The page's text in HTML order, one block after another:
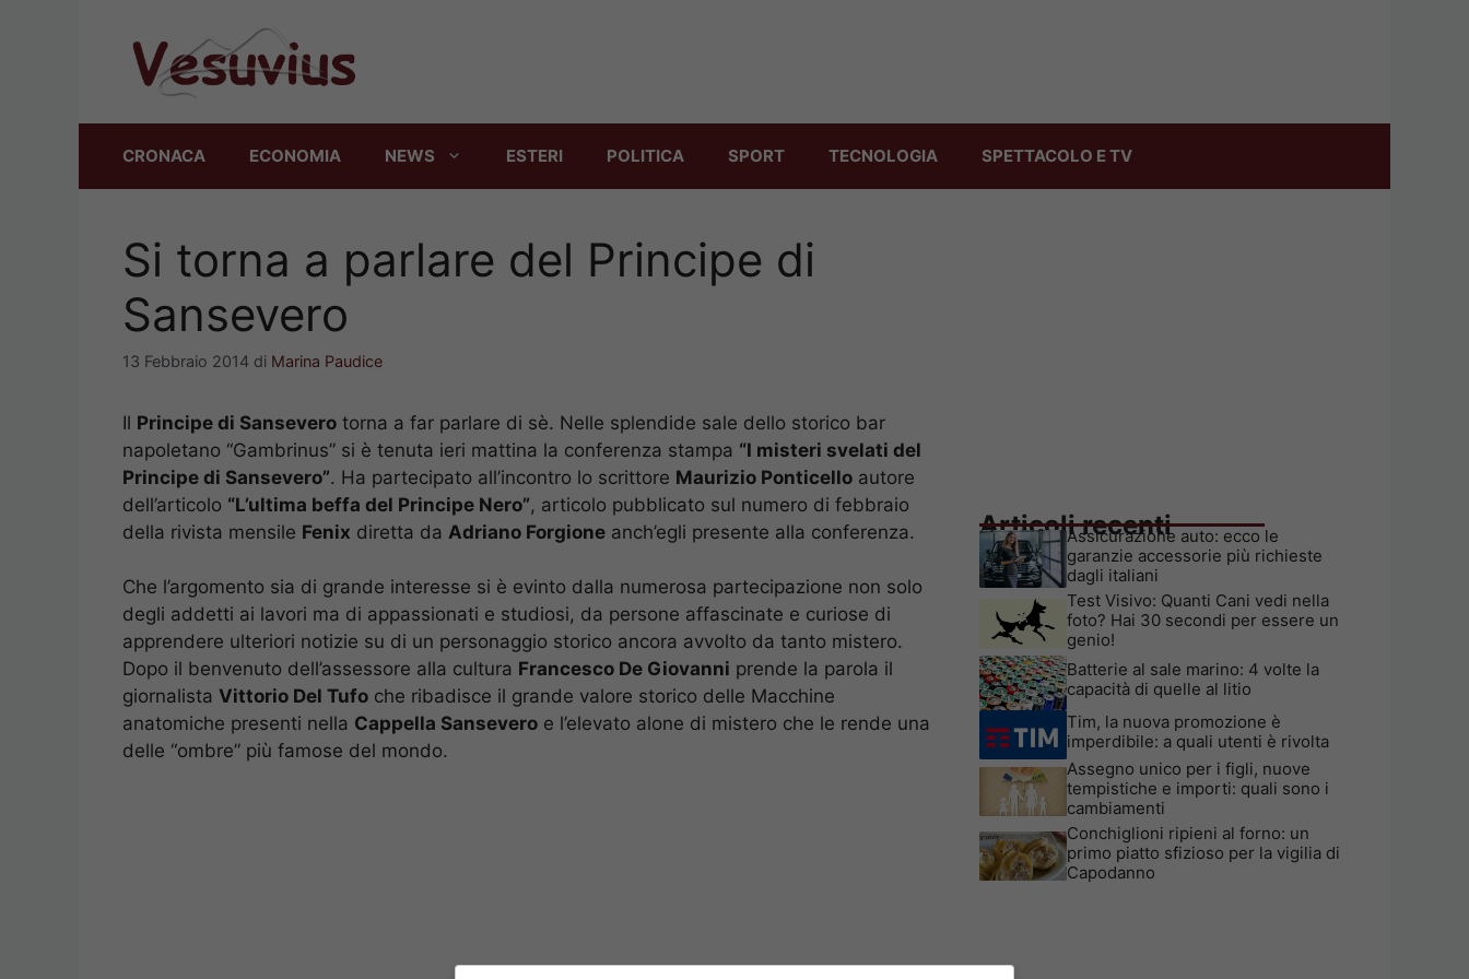
CRONACA ECONOMIA NEWS ESTERI POLITICA SPORT TECNOLOGIA SPETTACOLO E TV
Si torna a parlare del Principe di
Sansevero
13 Febbraio 2014 di Marina Paudice
Il Principe di Sansevero torna a far parlare di sè. Nelle splendide sale dello storico bar
napoletano “Gambrinus” si è tenuta ieri mattina la conferenza stampa “I misteri svelati del
Principe di Sansevero”. Ha partecipato all’incontro lo scrittore Maurizio Ponticello autore
dell’articolo “L’ultima beffa del Principe Nero”, articolo pubblicato sul numero di febbraio
della rivista mensile Fenix diretta da Adriano Forgione anch’egli presente alla conferenza.
Che l’argomento sia di grande interesse si è evinto dalla numerosa partecipazione non solo
degli addetti ai lavori ma di appassionati e studiosi, da persone affascinate e curiose di
apprendere ulteriori notizie su di un personaggio storico ancora avvolto da tanto mistero.
Dopo il benvenuto dell’assessore alla cultura Francesco De Giovanni prende la parola il
giornalista Vittorio Del Tufo che ribadisce il grande valore storico delle Macchine
anatomiche presenti nella Cappella Sansevero e l’elevato alone di mistero che le rende una
delle “ombre” più famose del mondo.
Articoli recenti
Assicurazione auto: ecco le
garanzie accessorie più richieste
dagli italiani
Test Visivo: Quanti Cani vedi nella
foto? Hai 30 secondi per essere un
genio!
Batterie al sale marino: 4 volte la
capacità di quelle al litio
Tim, la nuova promozione è
imperdibile: a quali utenti è rivolta
Assegno unico per i figli, nuove
tempistiche e importi: quali sono i
cambiamenti
Conchiglioni ripieni al forno: un
primo piatto sfizioso per la vigilia di
Capodanno